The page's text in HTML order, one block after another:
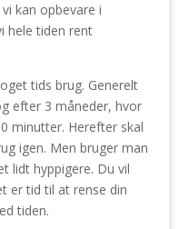
kan opbevare i
hele tiden rent
tids brug. Generelt
efter 3 måneder, hvor
minutter. Herefter skal
igen. Men bruger man
lidt hyppigere. Du vil
er tid til at rense din
tiden.